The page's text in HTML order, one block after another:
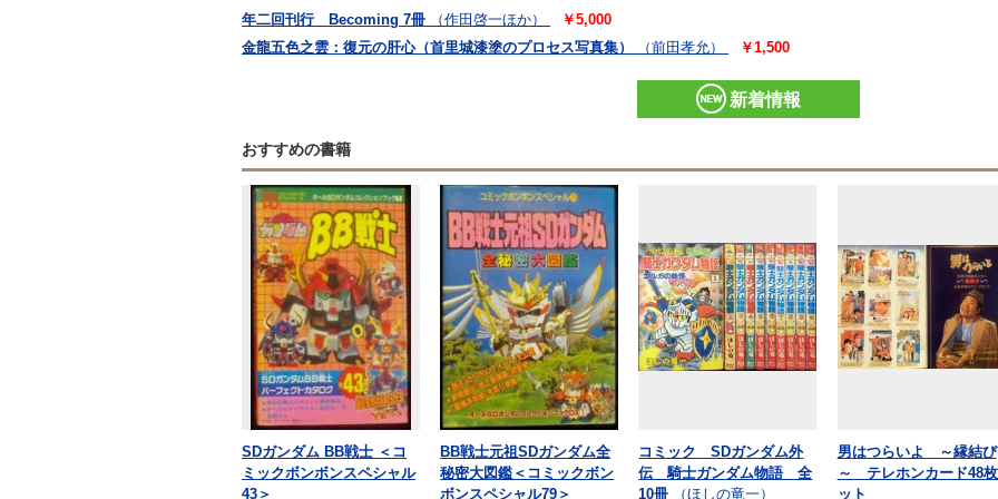
年二回刊行 Becoming 7冊 （作田啓一ほか）
￥5,000
金龍五色之雲：復元の肝心（首里城漆塗のプロセス写真集）
（前田孝允） ￥1,500
新着情報
おすすめの書籍
SDガンダム BB戦士 ＜コ
ミックボンボンスペシャル
43＞
BB戦士元祖SDガンダム全
秘密大図鑑＜コミックボン
ボンスペシャル79＞
コミック SDガンダム外
伝 騎士ガンダム物語 全
10冊
（ほしの竜一）
男はつらいよ ～縁結び
～ テレホンカード48
ット